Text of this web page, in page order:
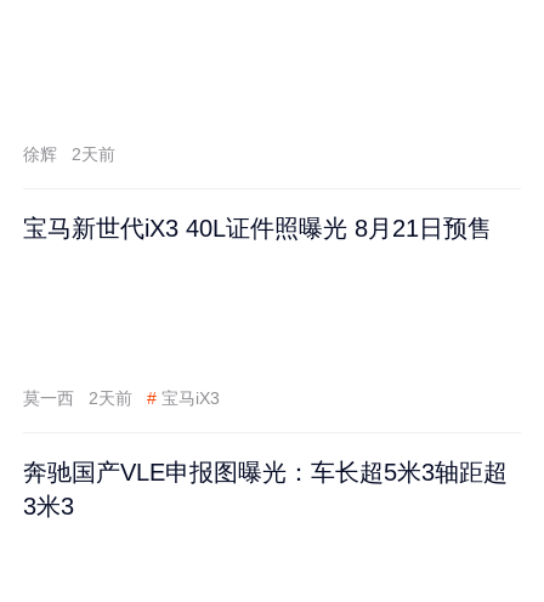
徐辉 2天前
宝马新世代iX3 40L证件照曝光 8月21日预售
莫一西 2天前 # 宝马iX3
奔驰国产VLE申报图曝光：车长超5米3轴距超
3米3